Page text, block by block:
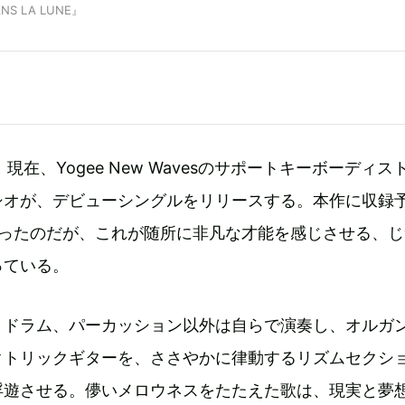
LA LUNE』
現在、Yogee New Wavesのサポートキーボーディス
が、デビューシングルをリリースする。本作に収録
たのだが、これが随所に非凡な才能を感じさせる、
いる。
ラム、パーカッション以外は自らで演奏し、オルガ
リックギターを、ささやかに律動するリズムセクシ
させる。儚いメロウネスをたたえた歌は、現実と夢